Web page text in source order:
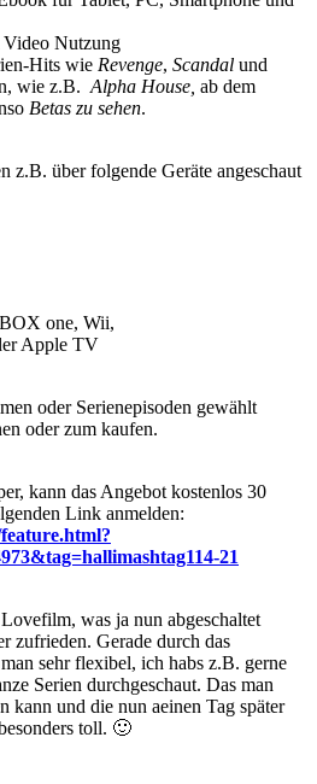
Video Nutzung
Hits wie Revenge, Scandal und
wie z.B. Alpha House, ab dem
Betas zu sehen.
z.B. über folgende Geräte angeschaut
one, Wii,
Apple TV
oder Serienepisoden gewählt
oder zum kaufen.
kann das Angebot kostenlos 30
Link anmelden:
21
was ja nun abgeschaltet
zufrieden. Gerade durch das
sehr flexibel, ich habs z.B. gerne
Serien durchgeschaut. Das man
kann und die nun aeinen Tag später
toll. 🙂